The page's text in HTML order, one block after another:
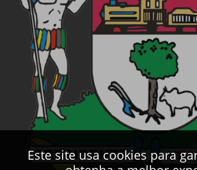
Este site usa cookies para